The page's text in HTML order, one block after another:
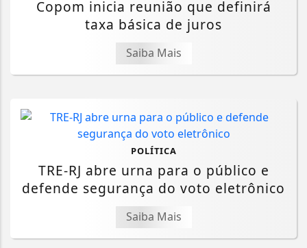
Copom inicia reunião que definirá
taxa básica de juros
Saiba Mais
POLÍTICA
TRE-RJ abre urna para o público e
defende segurança do voto eletrônico
Saiba Mais